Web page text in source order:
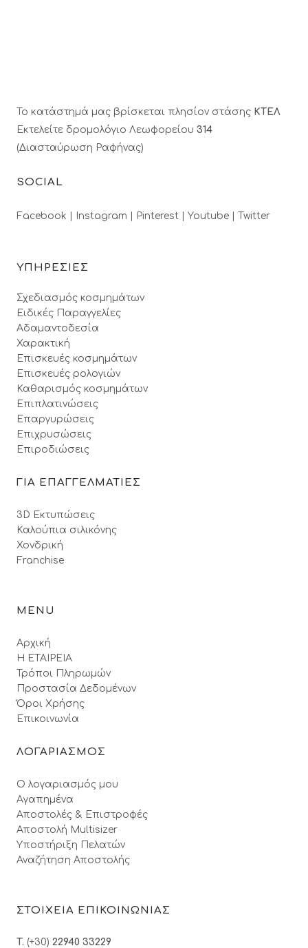
Το κατάστημά μας βρίσκεται πλησίον στάσης ΚΤΕΛ
Εκτελείτε δρομολόγιο Λεωφορείου 314
(Διασταύρωση Ραφήνας)
SOCIAL
Facebook | Instagram | Pinterest | Youtube | Twitter
ΥΠΗΡΕΣΙΕΣ
Σχεδιασμός κοσμημάτων
Ειδικές Παραγγελίες
Αδαμαντοδεσία
Χαρακτική
Επισκευές κοσμημάτων
Επισκευές ρολογιών
Καθαρισμός κοσμημάτων
Επιπλατινώσεις
Επαργυρώσεις
Επιχρυσώσεις
Επιροδιώσεις
ΓΙΑ ΕΠΑΓΓΕΛΜΑΤΙΕΣ
3D Εκτυπώσεις
Καλούπια σιλικόνης
Χονδρική
Franchise
MENU
Αρχική
Η ΕΤΑΙΡΕΙΑ
Τρόποι Πληρωμών
Προστασία Δεδομένων
Όροι Xρήσης
Επικοινωνία
ΛΟΓΑΡΙΑΣΜΟΣ
Ο λογαριασμός μου
Αγαπημένα
Αποστολές & Επιστροφές
Αποστολή Multisizer
Υποστήριξη Πελατών
Αναζήτηση Αποστολής
ΣΤΟΙΧΕΙΑ ΕΠΙΚΟΙΝΩΝΙΑΣ
T. (+30) 22940 33229